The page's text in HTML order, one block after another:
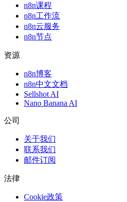
n8n课程
n8n工作流
n8n云服务
n8n节点
资源
n8n博客
n8n中文文档
Sellshot AI
Nano Banana AI
公司
关于我们
联系我们
邮件订阅
法律
Cookie政策